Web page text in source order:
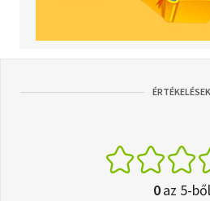
ÉRTÉKELÉSEK
0az 5-ből